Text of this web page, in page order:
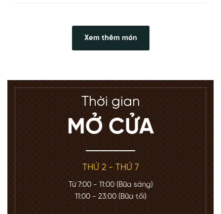
Xem thêm món
Thời gian
MỞ CỬA
THỨ 2 - THỨ 7
Từ 7:00 - 11:00 (Bữa sáng)
11:00 - 23:00 (Bữa tối)